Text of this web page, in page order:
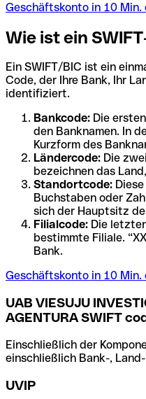
Geschäftskonto in 10 Min.
Wie ist ein
Ein SWIFT/BIC ist ein
Code, der Ihre Bank, Ihr
identifiziert.
Bankcode: Die
den Banknamen. In
Kurzform des
Ländercode: Die
bezeichnen das
Standortcode:
Buchstaben oder
sich der Hauptsitz
Filialcode: Die
bestimmte Filiale.
Bank.
Geschäftskonto in 10 Min.
UAB VIESUJU
AGENTURA SWIFT
Einschließlich der
einschließlich Bank-,
UVIP